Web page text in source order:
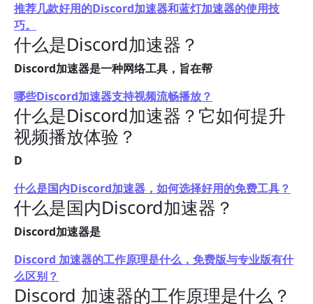
推荐几款好用的Discord加速器和蓝灯加速器的使用技
巧。
什么是Discord加速器？
Discord加速器是一种网络工具，旨在帮
哪些Discord加速器支持视频流畅播放？
什么是Discord加速器？它如何提升
视频播放体验？
D
什么是国内Discord加速器，如何选择好用的免费工具？
什么是国内Discord加速器？
Discord加速器是
Discord 加速器的工作原理是什么，免费版与专业版有什
么区别？
Discord 加速器的工作原理是什么？